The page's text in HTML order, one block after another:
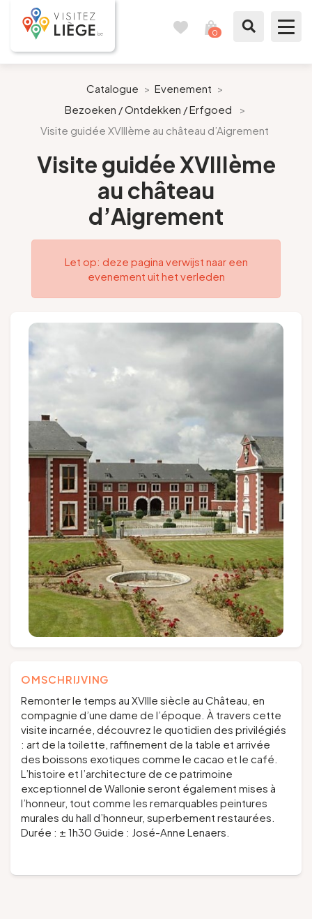
0
Inspiraties
Bereid mijn verblijf voor
Groepen en touroperators
EN NL DE
Catalogue > Evenement >
Bezoeken / Ontdekken / Erfgoed
>
Visite guidée XVIIIème au château d’Aigrement
Visite guidée XVIIIème
au château
d’Aigrement
Let op: deze pagina verwijst naar een
evenement uit het verleden
OMSCHRIJVING
Remonter le temps au XVIIIe siècle au Château, en
compagnie d’une dame de l’époque. À travers cette
visite incarnée, découvrez le quotidien des privilégiés
: art de la toilette, raffinement de la table et arrivée
des boissons exotiques comme le cacao et le café.
L’histoire et l’architecture de ce patrimoine
exceptionnel de Wallonie seront également mises à
l’honneur, tout comme les remarquables peintures
murales du hall d’honneur, superbement restaurées.
Durée : ± 1h30 Guide : José-Anne Lenaers.